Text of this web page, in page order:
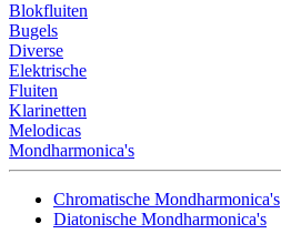
Blokfluiten
Bugels
Diverse
Elektrische
Fluiten
Klarinetten
Melodicas
Mondharmonica's
Chromatische Mondharmonica's
Diatonische Mondharmonica's